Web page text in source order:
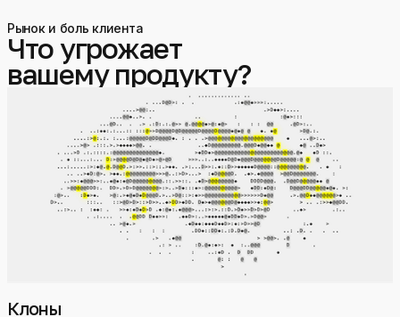
Рынок и боль клиента
Что угрожает
вашему продукту?
Клоны